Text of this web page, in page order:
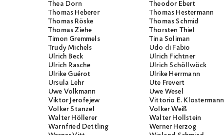
Thea Dorn
Theodor Ebert
Thomas Heberer
Thomas Hestermann
Thomas Röske
Thomas Schmid
Thomas Ziehe
Thorsten Thiel
Timon Gremmels
Tina Soliman
Trudy Michels
Udo di Fabio
Ulrich Beck
Ulrich Fichtner
Ulrich Rasche
Ulrich Schöllwöck
Ulrike Guérot
Ulrike Herrmann
Ursula Lehr
Ute Frevert
Uwe Volkmann
Uwe Wesel
Viktor Jerofejew
Vittorio E. Klostermann
Volker Stanzel
Volker Weiß
Walter Höllerer
Walter Hollstein
Warnfried Dettling
Werner Herzog